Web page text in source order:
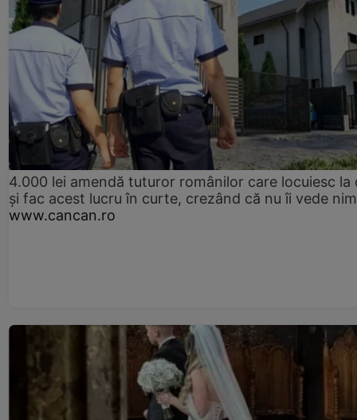
4.000 lei amendă tuturor românilor care locuiesc la
și fac acest lucru în curte, crezând că nu îi vede
www.cancan.ro